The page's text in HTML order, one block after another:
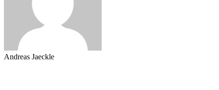
Andreas Jaeckle